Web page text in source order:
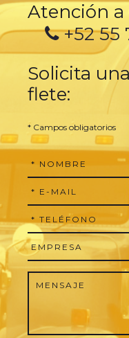
Atención a
+52 55
Solicita
flete:
* Campos obligatorios